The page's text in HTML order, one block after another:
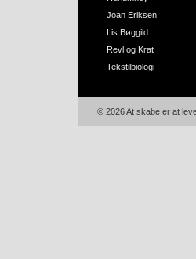
Joan Eriksen
Lis Bøggild
Revl og Krat
Tekstilbiologi
© 2026 At skabe er at